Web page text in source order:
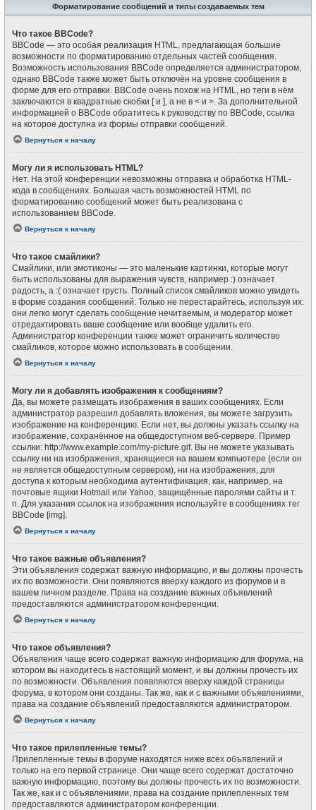
Форматирование сообщений и типы создаваемых тем
Что такое BBCode?
BBCode — это особая реализация HTML, предлагающая большие
возможности по форматированию отдельных частей сообщения.
Возможность использования BBCode определяется администратором,
однако BBCode также может быть отключён на уровне сообщения в
форме для его отправки. BBCode очень похож на HTML, но теги в нём
заключаются в квадратные скобки [ и ], а не в < и >. За дополнительной
информацией о BBCode обратитесь к руководству по BBCode, ссылка
на которое доступна из формы отправки сообщений.
Вернуться к началу
Могу ли я использовать HTML?
Нет. На этой конференции невозможны отправка и обработка HTML-
кода в сообщениях. Большая часть возможностей HTML по
форматированию сообщений может быть реализована с
использованием BBCode.
Вернуться к началу
Что такое смайлики?
Смайлики, или эмотиконы — это маленькие картинки, которые могут
быть использованы для выражения чувств, например :) означает
радость, а :( означает грусть. Полный список смайликов можно увидеть
в форме создания сообщений. Только не перестарайтесь, используя их:
они легко могут сделать сообщение нечитаемым, и модератор может
отредактировать ваше сообщение или вообще удалить его.
Администратор конференции также может ограничить количество
смайликов, которое можно использовать в сообщении.
Вернуться к началу
Могу ли я добавлять изображения к сообщениям?
Да, вы можете размещать изображения в ваших сообщениях. Если
администратор разрешил добавлять вложения, вы можете загрузить
изображение на конференцию. Если нет, вы должны указать ссылку на
изображение, сохранённое на общедоступном веб-сервере. Пример
ссылки: http://www.example.com/my-picture.gif. Вы не можете указывать
ссылку ни на изображения, хранящиеся на вашем компьютере (если он
не является общедоступным сервером), ни на изображения, для
доступа к которым необходима аутентификация, как, например, на
почтовые ящики Hotmail или Yahoo, защищённые паролями сайты и т.
п. Для указания ссылок на изображения используйте в сообщениях тег
BBCode [img].
Вернуться к началу
Что такое важные объявления?
Эти объявления содержат важную информацию, и вы должны прочесть
их по возможности. Они появляются вверху каждого из форумов и в
вашем личном разделе. Права на создание важных объявлений
предоставляются администратором конференции.
Вернуться к началу
Что такое объявления?
Объявления чаще всего содержат важную информацию для форума, на
котором вы находитесь в настоящий момент, и вы должны прочесть их
по возможности. Объявления появляются вверху каждой страницы
форума, в котором они созданы. Так же, как и с важными объявлениями,
права на создание объявлений предоставляются администратором.
Вернуться к началу
Что такое прилепленные темы?
Прилепленные темы в форуме находятся ниже всех объявлений и
только на его первой странице. Они чаще всего содержат достаточно
важную информацию, поэтому вы должны прочесть их по возможности.
Так же, как и с объявлениями, права на создание прилепленных тем
предоставляются администратором конференции.